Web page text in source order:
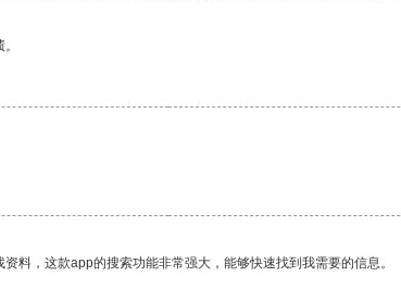
料，这款app的搜索功能非常强大，能够快速找到我需要的信息。